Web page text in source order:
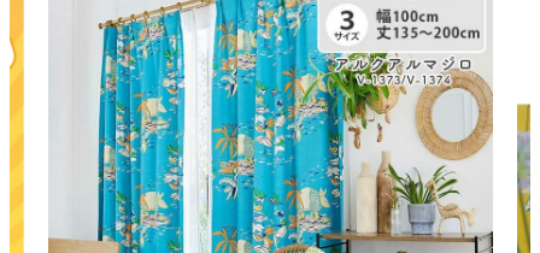
最短発送 冷感ラグ 冷感寝具 ワークデスク ウィルトンラ